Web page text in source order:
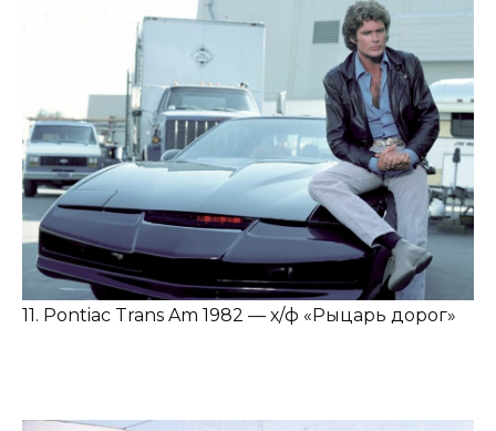
11. Pontiac Trans Am 1982 — х/ф «Рыцарь дорог»